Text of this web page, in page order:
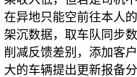
在异地只能空前往本人
架沉数据，取车队同步
削减反馈差别，添加客
大的车辆提出更新报备